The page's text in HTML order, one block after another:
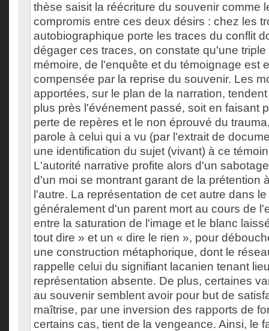
thèse saisit la réécriture du souvenir comme
compromis entre ces deux désirs : chez les
autobiographique porte les traces du conflit
dégager ces traces, on constate qu'une triple
mémoire, de l'enquête et du témoignage est
compensée par la reprise du souvenir. Les
apportées, sur le plan de la narration,
plus près l'événement passé, soit en faisant
perte de repères et le non éprouvé du
parole à celui qui a vu (par l'extrait de
une identification du sujet (vivant) à ce
L'autorité narrative profite alors d'un
d'un moi se montrant garant de la prétention
l'autre. La représentation de cet autre dans
généralement d'un parent mort au cours de
entre la saturation de l'image et le blanc
tout dire » et un « dire le rien », pour
une construction métaphorique, dont le
rappelle celui du signifiant lacanien tenant
représentation absente. De plus, certaines
au souvenir semblent avoir pour but de
maîtrise, par une inversion des rapports de
certains cas, tient de la vengeance. Ainsi, le